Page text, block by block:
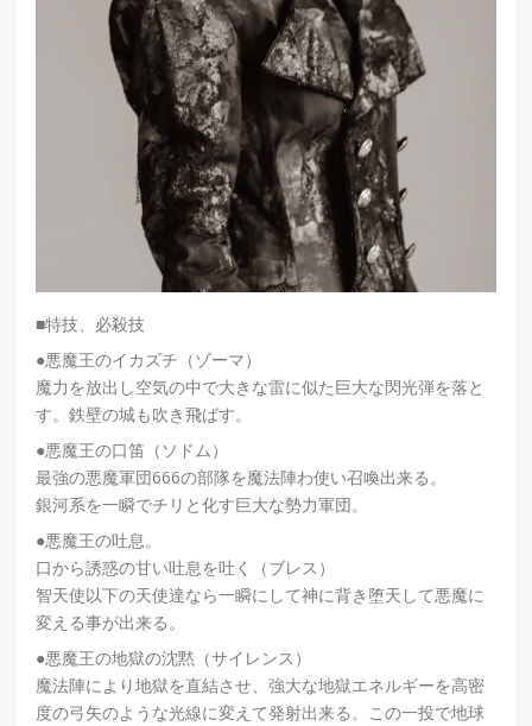
■特技、必殺技
●悪魔王のイカズチ（ゾーマ）
魔力を放出し空気の中で大きな雷に似た巨大な閃光弾を落と
す。鉄壁の城も吹き飛ばす。
●悪魔王の口笛（ソドム）
最強の悪魔軍団666の部隊を魔法陣わ使い召喚出来る。
銀河系を一瞬でチリと化す巨大な勢力軍団。
●悪魔王の吐息。
口から誘惑の甘い吐息を吐く（ブレス）
智天使以下の天使達なら一瞬にして神に背き堕天して悪魔に
変える事が出来る。
●悪魔王の地獄の沈黙（サイレンス）
魔法陣により地獄を直結させ、強大な地獄エネルギーを高密
度の弓矢のような光線に変えて発射出来る。この一投で地球